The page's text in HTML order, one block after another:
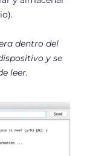
dentro del
y se
leer.